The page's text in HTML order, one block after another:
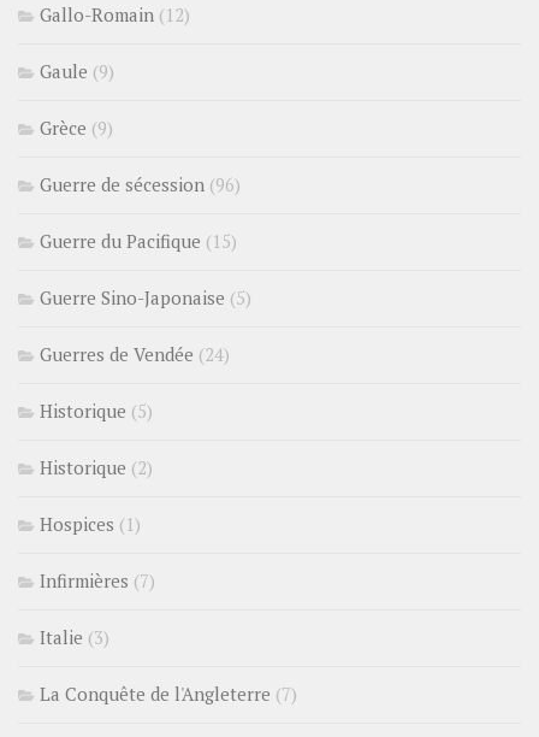
Gallo-Romain (12)
Gaule (9)
Grèce (9)
Guerre de sécession (96)
Guerre du Pacifique (15)
Guerre Sino-Japonaise (5)
Guerres de Vendée (24)
Historique (5)
Historique (2)
Hospices (1)
Infirmières (7)
Italie (3)
La Conquête de l'Angleterre (7)